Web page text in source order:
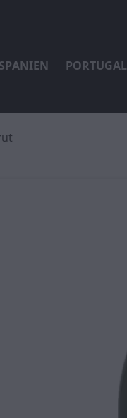
SPANIEN PORTUGAL